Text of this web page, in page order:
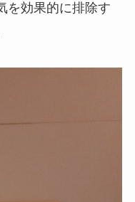
を効果的に排除す